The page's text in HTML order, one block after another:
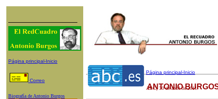
Página principal-Inicio
Correo
Biografía de Antonio Burgos
Página principal-Inicio
ABC, 30 de abril de 2011
ANTONIO